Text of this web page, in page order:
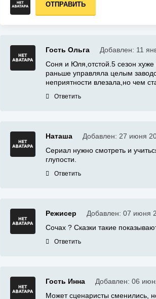
ОТПРАВИТЬ
Гость Ольга Добавлен: 11
Соня и Юля,отстой.5 сезон хуже
раньше управляла целым
неприятности влезала,но чем
Ответить
Наташа Добавлен: 27 июня
Сериал нужно смотреть и
глупости.
Ответить
Режисер Добавлен: 07 июня
Сочах ? Сказки такие
Ответить
Гость Инна Добавлен: 06
Может сценаристы сменились,